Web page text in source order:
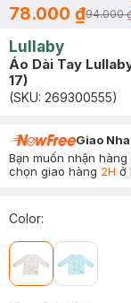
78.000 ₫94.000
Lullaby
Áo Dài Tay
17)
(SKU: 269300555)
Giao
Bạn muốn nhận
chọn giao hàng 2H ở
Color: